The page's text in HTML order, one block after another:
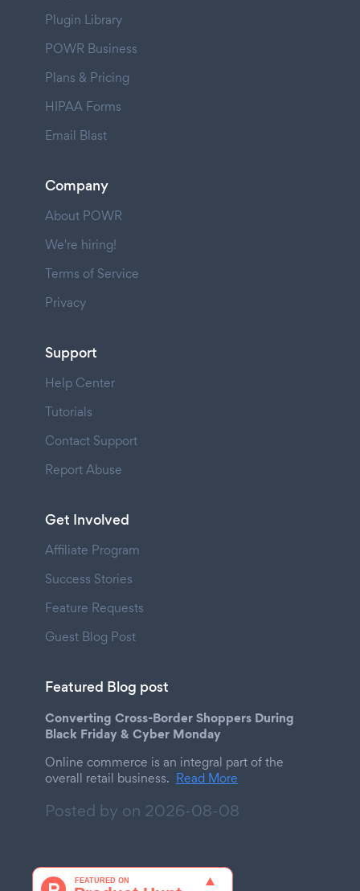
Plugin Library
POWR Business
Plans & Pricing
HIPAA Forms
Email Blast
Company
About POWR
We're hiring!
Terms of Service
Privacy
Support
Help Center
Tutorials
Contact Support
Report Abuse
Get Involved
Affiliate Program
Success Stories
Feature Requests
Guest Blog Post
Featured Blog post
Converting Cross-Border Shoppers During
Black Friday & Cyber Monday
Online commerce is an integral part of the
overall retail business. Read More
Posted by on 2026-08-08